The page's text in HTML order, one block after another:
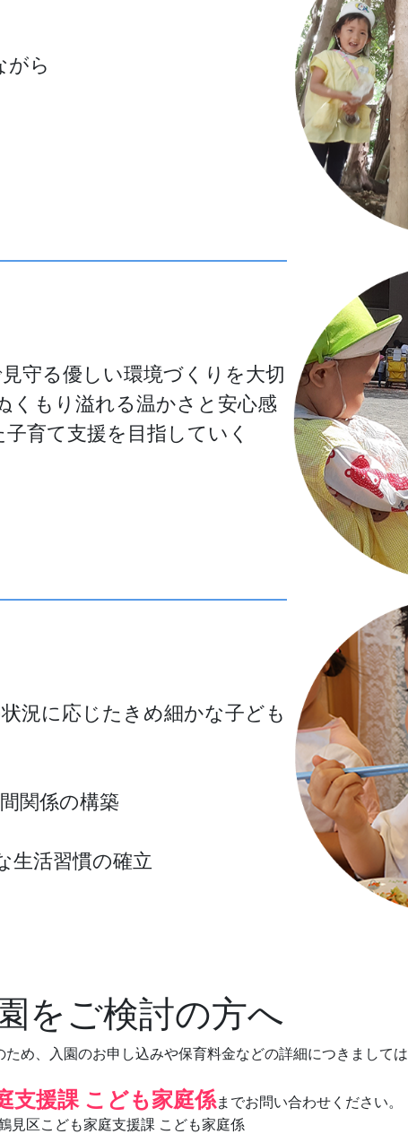
がら
守る優しい環境づくりを大切
くもり溢れる温かさと安心感
育て支援を目指していく
況に応じたきめ細かな子ども
関係の構築
生活習慣の確立
をご検討の方へ
ため、入園のお申し込みや保育料金などの詳細につきましては
支援課 こども家庭係までお問い合わせください。
見区こども家庭支援課 こども家庭係